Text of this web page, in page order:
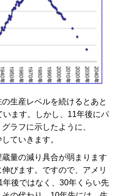
生産レベルを続けるとあと
ます。しかし、11年後にパ
ラフに示したように、
ていきます。
量の減り具合が弱まります
びます。ですので、アメリ
後ではなく、30年くらい先